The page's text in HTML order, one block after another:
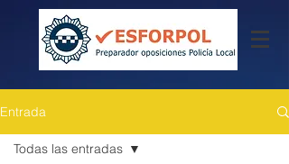
Entrada
Todas las entradas